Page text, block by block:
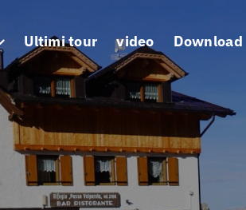
Ultimi tour video Download